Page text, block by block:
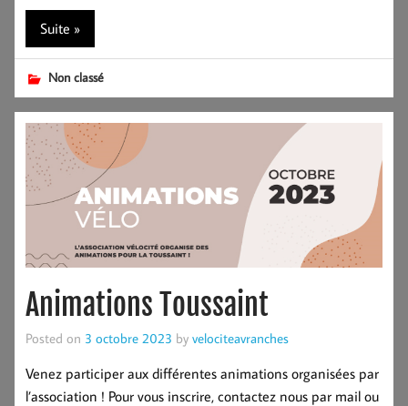
Suite »
Non classé
Animations Toussaint
Posted on 3 octobre 2023 by velociteavranches
Venez participer aux différentes animations organisées par
l’association ! Pour vous inscrire, contactez nous par mail ou